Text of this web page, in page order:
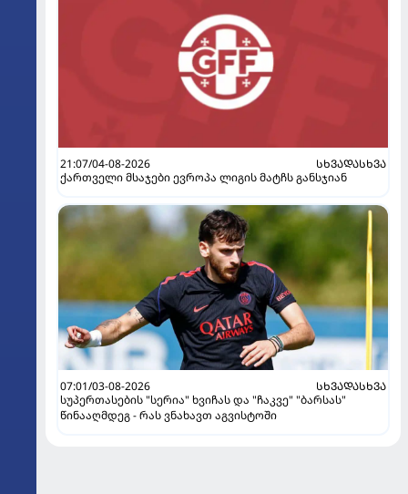
21:07/04-08-2026
ᲡᲮᲕᲐᲓᲐᲡᲮᲕᲐ
ქართველი მსაჯები ევროპა ლიგის მატჩს განსჯიან
07:01/03-08-2026
ᲡᲮᲕᲐᲓᲐᲡᲮᲕᲐ
სუპერთასების "სერია" ხვიჩას და "ჩაკვე" "ბარსას"
წინააღმდეგ - რას ვნახავთ აგვისტოში